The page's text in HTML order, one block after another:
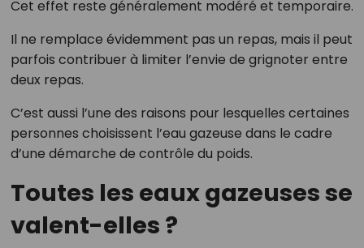
Cet effet reste généralement modéré et temporaire.
Il ne remplace évidemment pas un repas, mais il peut
parfois contribuer à limiter l’envie de grignoter entre
deux repas.
C’est aussi l’une des raisons pour lesquelles certaines
personnes choisissent l’eau gazeuse dans le cadre
d’une démarche de contrôle du poids.
Toutes les eaux gazeuses se
valent-elles ?